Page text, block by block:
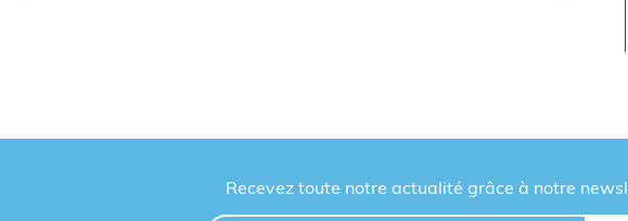
Recevez toute notre actualité grâce à notre